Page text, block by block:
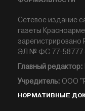
Сетевое издание
газеты
ЭЛ № ФС 77-58777
Главный редактор:
Учредитель: ООО
НОРМАТИВНЫЕ